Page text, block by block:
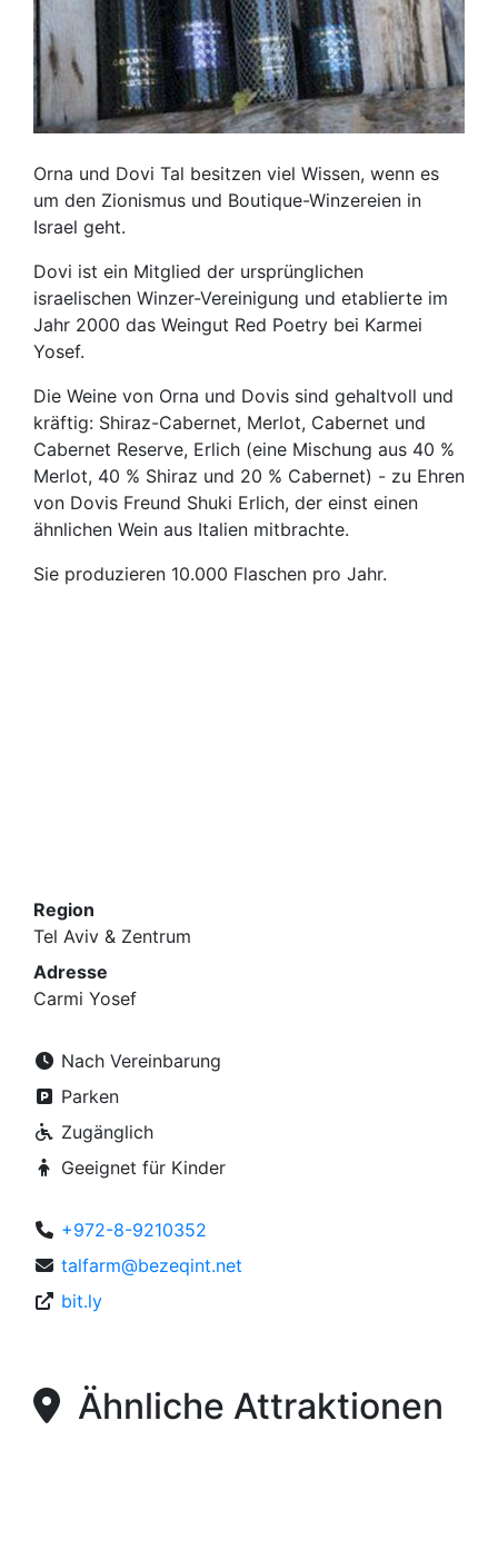
Orna und Dovi Tal besitzen viel Wissen, wenn es
um den Zionismus und Boutique-Winzereien in
Israel geht.
Dovi ist ein Mitglied der ursprünglichen
israelischen Winzer-Vereinigung und etablierte im
Jahr 2000 das Weingut Red Poetry bei Karmei
Yosef.
Die Weine von Orna und Dovis sind gehaltvoll und
kräftig: Shiraz-Cabernet, Merlot, Cabernet und
Cabernet Reserve, Erlich (eine Mischung aus 40 %
Merlot, 40 % Shiraz und 20 % Cabernet) - zu Ehren
von Dovis Freund Shuki Erlich, der einst einen
ähnlichen Wein aus Italien mitbrachte.
Sie produzieren 10.000 Flaschen pro Jahr.
Region
Tel Aviv & Zentrum
Adresse
Carmi Yosef
Nach Vereinbarung
Parken
Zugänglich
Geeignet für Kinder
+972-8-9210352
talfarm@bezeqint.net
bit.ly
Ähnliche Attraktionen